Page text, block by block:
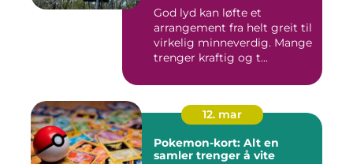
God lyd kan løfte et
arrangement fra helt greit til
virkelig minneverdig. Mange
trenger kraftig og t...
12. mar
Pokemon-kort: Alt en
samler trenger å vite